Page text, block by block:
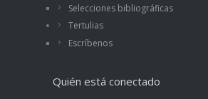
Selecciones bibliográficas
Tertulias
Escríbenos
Quién está conectado